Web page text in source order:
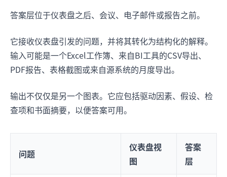
答案层位于仪表盘之后、会议、电子邮件或报告之前。
它接收仪表盘引发的问题，并将其转化为结构化的解释。
输入可能是一个Excel工作簿、来自BI工具的CSV导出、
PDF报告、表格截图或来自源系统的月度导出。
输出不仅仅是另一个图表。它应包括驱动因素、假设、检
查项和书面摘要，以便答案可用。
问题
仪表盘视
图
答案
层